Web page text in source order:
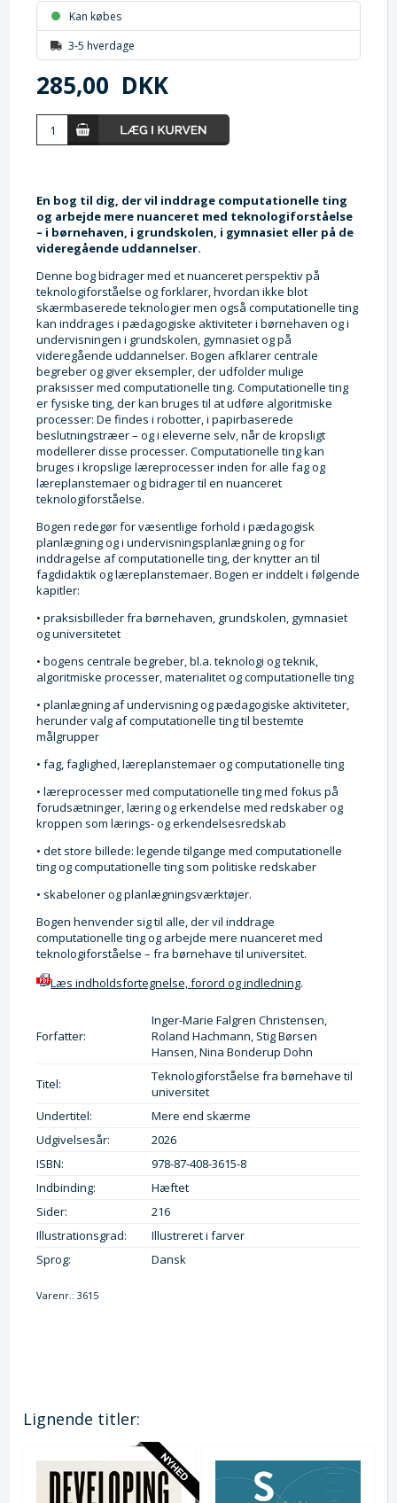
Kan købes
3-5 hverdage
285,00 DKK
En bog til dig, der vil inddrage computationelle ting
og arbejde mere nuanceret med teknologiforståelse
– i børnehaven, i grundskolen, i gymnasiet eller på de
videregående uddannelser.
Denne bog bidrager med et nuanceret perspektiv på
teknologiforståelse og forklarer, hvordan ikke blot
skærmbaserede teknologier men også computationelle ting
kan inddrages i pædagogiske aktiviteter i børnehaven og i
undervisningen i grundskolen, gymnasiet og på
videregående uddannelser. Bogen afklarer centrale
begreber og giver eksempler, der udfolder mulige
praksisser med computationelle ting. Computationelle ting
er fysiske ting, der kan bruges til at udføre algoritmiske
processer: De findes i robotter, i papirbaserede
beslutningstræer – og i eleverne selv, når de kropsligt
modellerer disse processer. Computationelle ting kan
bruges i kropslige læreprocesser inden for alle fag og
læreplanstemaer og bidrager til en nuanceret
teknologiforståelse.
Bogen redegør for væsentlige forhold i pædagogisk
planlægning og i undervisningsplanlægning og for
inddragelse af computationelle ting, der knytter an til
fagdidaktik og læreplanstemaer. Bogen er inddelt i følgende
kapitler:
• praksisbilleder fra børnehaven, grundskolen, gymnasiet
og universitetet
• bogens centrale begreber, bl.a. teknologi og teknik,
algoritmiske processer, materialitet og computationelle ting
• planlægning af undervisning og pædagogiske aktiviteter,
herunder valg af computationelle ting til bestemte
målgrupper
• fag, faglighed, læreplanstemaer og computationelle ting
• læreprocesser med computationelle ting med fokus på
forudsætninger, læring og erkendelse med redskaber og
kroppen som lærings- og erkendelsesredskab
• det store billede: legende tilgange med computationelle
ting og computationelle ting som politiske redskaber
• skabeloner og planlægningsværktøjer.
Bogen henvender sig til alle, der vil inddrage
computationelle ting og arbejde mere nuanceret med
teknologiforståelse – fra børnehave til universitet.
Læs indholdsfortegnelse, forord og indledning.
Forfatter:
Inger-Marie Falgren Christensen,
Roland Hachmann, Stig Børsen
Hansen, Nina Bonderup Dohn
Titel:
Teknologiforståelse fra børnehave til
universitet
Undertitel:
Mere end skærme
Udgivelsesår:
2026
ISBN:
978-87-408-3615-8
Indbinding:
Hæftet
Sider:
216
Illustrationsgrad:
Illustreret i farver
Sprog:
Dansk
Varenr.:3615
Lignende titler: